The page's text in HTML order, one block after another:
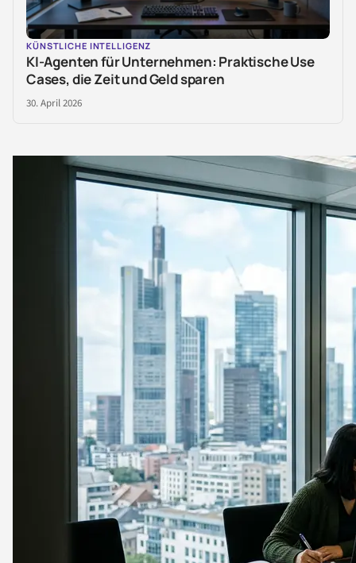
KÜNSTLICHE INTELLIGENZ
KI-Agenten für Unternehmen: Praktische Use
Cases, die Zeit und Geld sparen
30. April 2026